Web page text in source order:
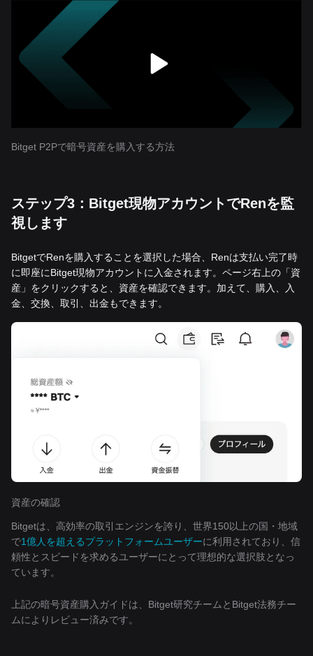
Bitget P2Pで暗号資産を購入する方法
ステップ3：Bitget現物アカウントでRenを監
視します
BitgetでRenを購入することを選択した場合、Renは支払い完了時
に即座にBitget現物アカウントに入金されます。ページ右上の「資
産」をクリックすると、資産を確認できます。加えて、購入、入
金、交換、取引、出金もできます。
資産の確認
Bitgetは、高効率の取引エンジンを誇り、世界150以上の国・地域
で1億人を超えるプラットフォームユーザーに利用されており、信
頼性とスピードを求めるユーザーにとって理想的な選択肢となっ
ています。
上記の暗号資産購入ガイドは、Bitget研究チームとBitget法務チー
ムによりレビュー済みです。